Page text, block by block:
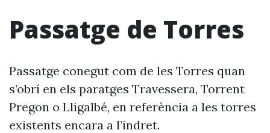
Passatge de Torres
Passatge conegut com de les Torres quan
s’obrí en els paratges Travessera, Torrent
Pregon o Lligalbé, en referència a les torres
existents encara a l’indret.